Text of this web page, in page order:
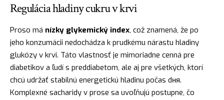
Regulácia hladiny cukru v krvi
Proso má nízky glykemický index, což znamená, že po
jeho konzumácii nedochádza k prudkému nárastu hladiny
glukózy v krvi. Táto vlastnosť je mimoriadne cenná pre
diabetikov a ľudí s preddiabetom, ale aj pre všetkých, ktorí
chcú udržať stabilnú energetickú hladinu počas dня.
Komplexné sacharidy v prose sa uvoľňujú postupne, čo